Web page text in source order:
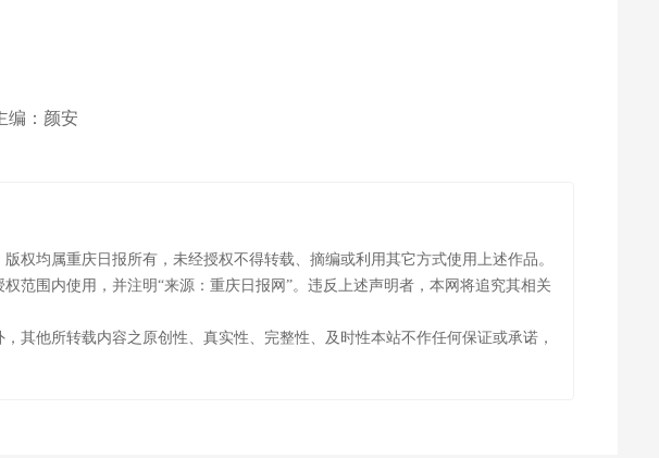
编：颜安
权均属重庆日报所有，未经授权不得转载、摘编或利用其它方式使用上述作品。
范围内使用，并注明“来源：重庆日报网”。违反上述声明者，本网将追究其相关
其他所转载内容之原创性、真实性、完整性、及时性本站不作任何保证或承诺，